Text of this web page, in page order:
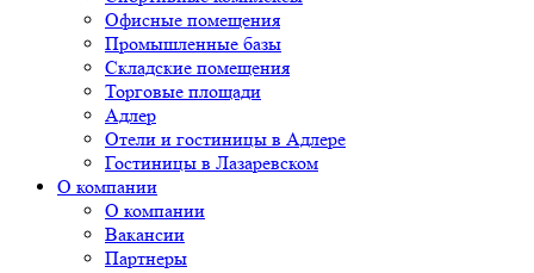
Офисные помещения
Промышленные базы
Складские помещения
Торговые площади
Адлер
Отели и гостиницы в Адлере
Гостиницы в Лазаревском
О компании
О компании
Вакансии
Партнеры